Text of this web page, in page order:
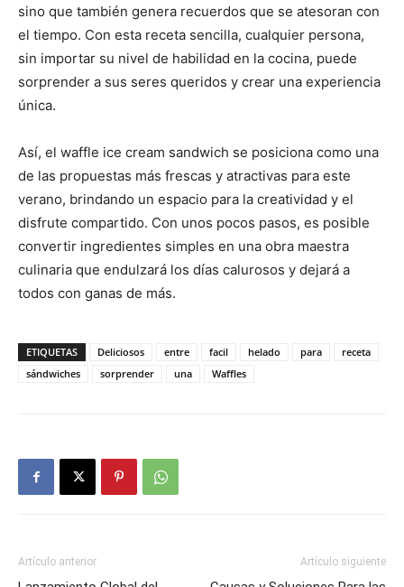
sino que también genera recuerdos que se atesoran con
el tiempo. Con esta receta sencilla, cualquier persona,
sin importar su nivel de habilidad en la cocina, puede
sorprender a sus seres queridos y crear una experiencia
única.
Así, el waffle ice cream sandwich se posiciona como una
de las propuestas más frescas y atractivas para este
verano, brindando un espacio para la creatividad y el
disfrute compartido. Con unos pocos pasos, es posible
convertir ingredientes simples en una obra maestra
culinaria que endulzará los días calurosos y dejará a
todos con ganas de más.
ETIQUETAS Deliciosos entre facil helado para
receta
sándwiches
sorprender una Waffles
Artículo anterior Artículo siguiente